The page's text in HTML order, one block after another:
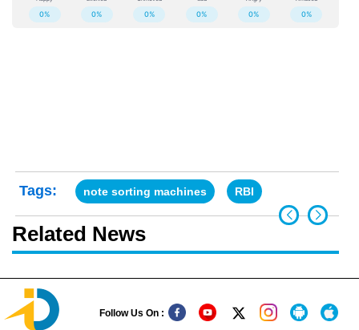
Tags: note sorting machines RBI
Related News
Follow Us On :